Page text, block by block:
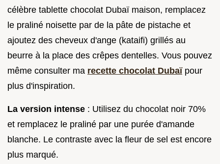
célèbre tablette chocolat Dubaï maison, remplacez
le praliné noisette par de la pâte de pistache et
ajoutez des cheveux d'ange (kataifi) grillés au
beurre à la place des crêpes dentelles. Vous pouvez
même consulter ma recette chocolat Dubaïpour
plus d'inspiration.
La version intense : Utilisez du chocolat noir 70%
et remplacez le praliné par une purée d'amande
blanche. Le contraste avec la fleur de sel est encore
plus marqué.